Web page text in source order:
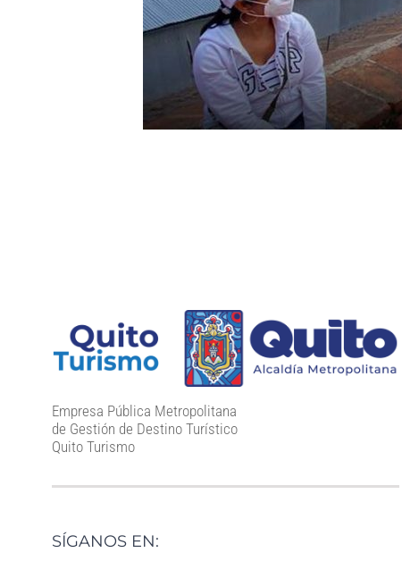
Empresa Pública Metropolitana
de Gestión de Destino Turístico
Quito Turismo
SÍGANOS EN: